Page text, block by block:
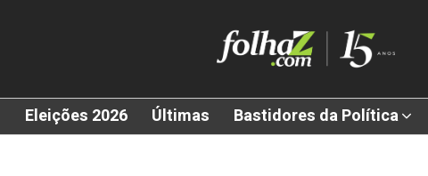
Eleições 2026 Últimas Bastidores da Política